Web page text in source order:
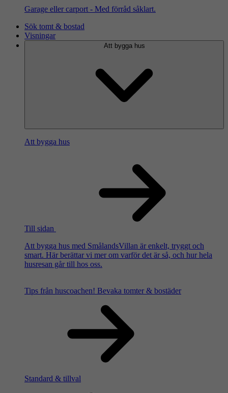
Garage eller carport - Med förråd såklart.
Sök tomt & bostad
Visningar
Att bygga hus
Att bygga hus
Till sidan
Att bygga hus med SmålandsVillan är enkelt, tryggt och
smart. Här berättar vi mer om varför det är så, och hur hela
husresan går till hos oss.
Tips från huscoachen! Bevaka tomter & bostäder
Standard & tillval